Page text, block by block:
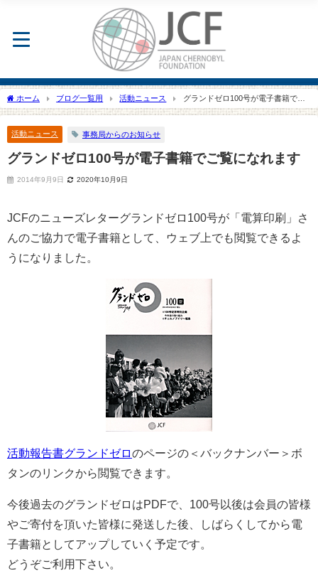
ホーム ブログ一覧用 活動ニュース
グランドゼロ100号が電子書籍でご
覧になれます
活動ニュース 事務局からのお知らせ
グランドゼロ100号が電子書籍でご覧になれます
2014年9月9日 2020年10月9日
JCFのニューズレターグランドゼロ100号が「電算印刷」さ
んのご協力で電子書籍として、ウェブ上でも閲覧できるよ
うになりました。
活動報告書グランドゼロのページの＜バックナンバー＞ボ
タンのリンクから閲覧できます。
今後過去のグランドゼロはPDFで、100号以後は会員の皆様
やご寄付を頂いた皆様に発送した後、しばらくしてから電
子書籍としてアップしていく予定です。
どうぞご利用下さい。